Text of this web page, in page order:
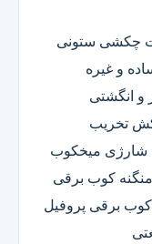
چکشی ستونی
و غیره
و انگشتی
تخریب
شارژی میخکوب
کوب برقی
برقی پروفیل